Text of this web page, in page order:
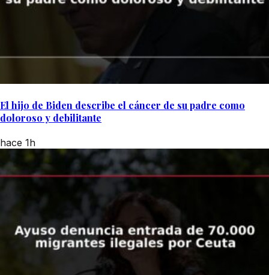
El hijo de Biden describe el cáncer de su padre como
doloroso y debilitante
hace 1h